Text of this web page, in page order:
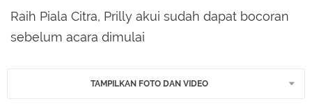
Raih Piala Citra, Prilly akui sudah dapat bocoran
sebelum acara dimulai
TAMPILKAN FOTO DAN VIDEO